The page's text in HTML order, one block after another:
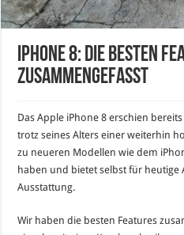
iPhone 8: Die besten
zusammengefasst
Das Apple iPhone 8 erschien
trotz seines Alters einer weiterhin
zu neueren Modellen wie dem
haben und bietet selbst für heutige
Ausstattung.
Wir haben die besten Features